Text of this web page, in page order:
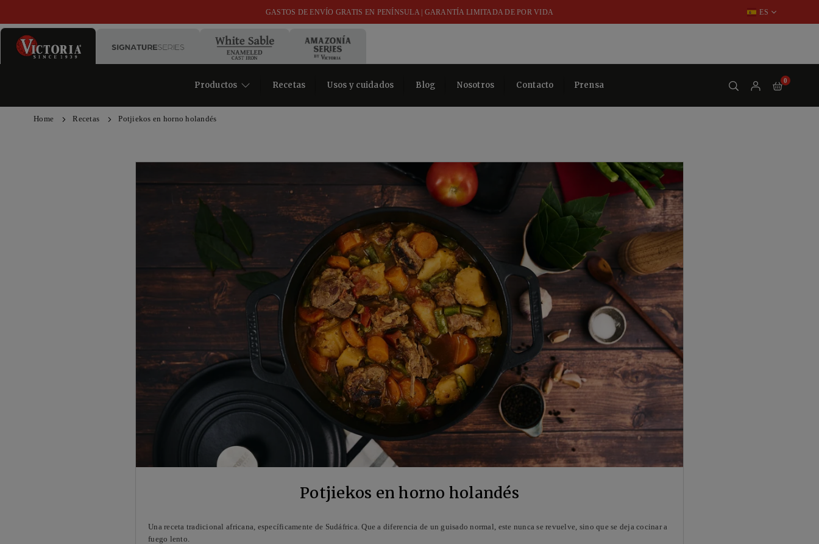
al
contenido
ES
GASTOS DE ENVÍO GRATIS EN PENÍNSULA | GARANTÍA LIMITADA DE POR VIDA
COOKWARE
EU
Productos Recetas Usos y cuidados Blog Nosotros Contacto Prensa 0
Home Recetas Potjiekos en horno holandés
Potjiekos en horno holandés
Una receta tradicional africana, específicamente de Sudáfrica. Que a diferencia de un guisado normal, este nunca se revuelve, sino que se deja cocinar a
fuego lento.